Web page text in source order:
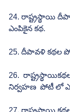
24. రాష్ట్రస్థాయి
ఎంపికైన కథ.
25. దీపావళి కథల
26.
నిర్వహణ  పోటీ లో